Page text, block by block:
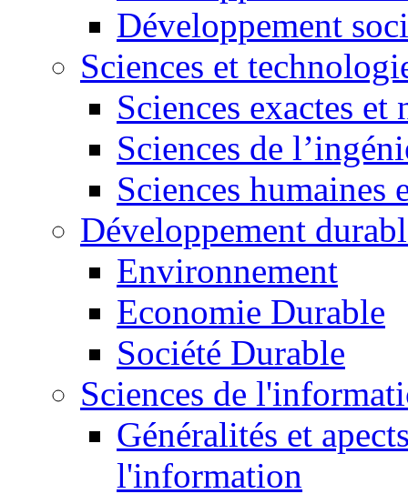
Développement
Sciences et
Sciences exactes et
Sciences de
Sciences humaines
Développement
Environnement
Economie Durable
Société Durable
Sciences de
Généralités et
l'information